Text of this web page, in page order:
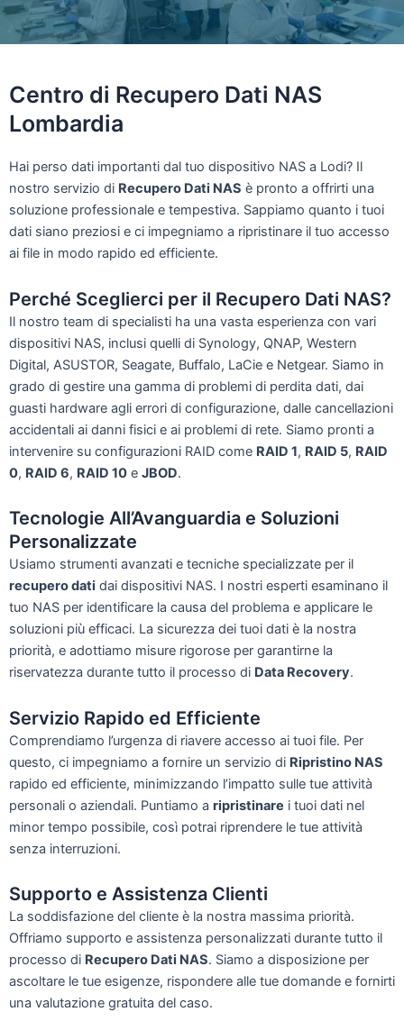
Centro di Recupero Dati NAS
Lombardia
Hai perso dati importanti dal tuo dispositivo NAS a Lodi? Il
nostro servizio di Recupero Dati NAS è pronto a offrirti una
soluzione professionale e tempestiva. Sappiamo quanto i tuoi
dati siano preziosi e ci impegniamo a ripristinare il tuo accesso
ai file in modo rapido ed efficiente.
Perché Sceglierci per il Recupero Dati NAS?
Il nostro team di specialisti ha una vasta esperienza con vari
dispositivi NAS, inclusi quelli di Synology, QNAP, Western
Digital, ASUSTOR, Seagate, Buffalo, LaCie e Netgear. Siamo in
grado di gestire una gamma di problemi di perdita dati, dai
guasti hardware agli errori di configurazione, dalle cancellazioni
accidentali ai danni fisici e ai problemi di rete. Siamo pronti a
intervenire su configurazioni RAID come RAID 1, RAID 5, RAID
0, RAID 6, RAID 10 e JBOD.
Tecnologie All’Avanguardia e Soluzioni
Personalizzate
Usiamo strumenti avanzati e tecniche specializzate per il
recupero dati dai dispositivi NAS. I nostri esperti esaminano il
tuo NAS per identificare la causa del problema e applicare le
soluzioni più efficaci. La sicurezza dei tuoi dati è la nostra
priorità, e adottiamo misure rigorose per garantirne la
riservatezza durante tutto il processo di Data Recovery.
Servizio Rapido ed Efficiente
Comprendiamo l’urgenza di riavere accesso ai tuoi file. Per
questo, ci impegniamo a fornire un servizio di Ripristino NAS
rapido ed efficiente, minimizzando l’impatto sulle tue attività
personali o aziendali. Puntiamo a ripristinare i tuoi dati nel
minor tempo possibile, così potrai riprendere le tue attività
senza interruzioni.
Supporto e Assistenza Clienti
La soddisfazione del cliente è la nostra massima priorità.
Offriamo supporto e assistenza personalizzati durante tutto il
processo di Recupero Dati NAS. Siamo a disposizione per
ascoltare le tue esigenze, rispondere alle tue domande e fornirti
una valutazione gratuita del caso.